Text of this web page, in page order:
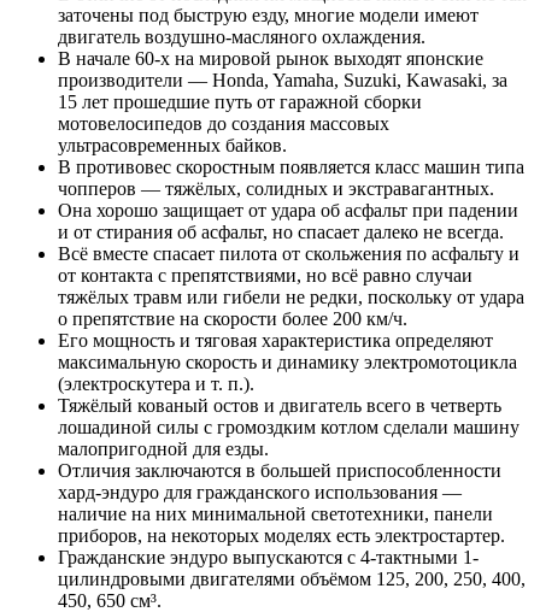
заточены под быструю езду, многие модели имеют
двигатель воздушно-масляного охлаждения.
В начале 60-х на мировой рынок выходят японские
производители — Honda, Yamaha, Suzuki, Kawasaki, за
15 лет прошедшие путь от гаражной сборки
мотовелосипедов до создания массовых
ультрасовременных байков.
В противовес скоростным появляется класс машин типа
чопперов — тяжёлых, солидных и экстравагантных.
Она хорошо защищает от удара об асфальт при падении
и от стирания об асфальт, но спасает далеко не всегда.
Всё вместе спасает пилота от скольжения по асфальту и
от контакта с препятствиями, но всё равно случаи
тяжёлых травм или гибели не редки, поскольку от удара
о препятствие на скорости более 200 км/ч.
Его мощность и тяговая характеристика определяют
максимальную скорость и динамику электромотоцикла
(электроскутера и т. п.).
Тяжёлый кованый остов и двигатель всего в четверть
лошадиной силы с громоздким котлом сделали машину
малопригодной для езды.
Отличия заключаются в большей приспособленности
хард-эндуро для гражданского использования —
наличие на них минимальной светотехники, панели
приборов, на некоторых моделях есть электростартер.
Гражданские эндуро выпускаются с 4-тактными 1-
цилиндровыми двигателями объёмом 125, 200, 250, 400,
450, 650 см³.